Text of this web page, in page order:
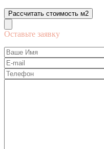
Рассчитать стоимость м2
Оставьте заявку